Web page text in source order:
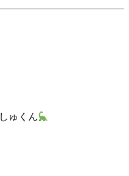
ゅくん